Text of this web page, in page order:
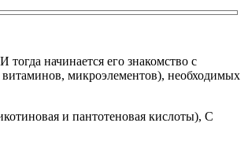
начинается его знакомство с
микроэлементов), необходимых
и пантотеновая кислоты), C